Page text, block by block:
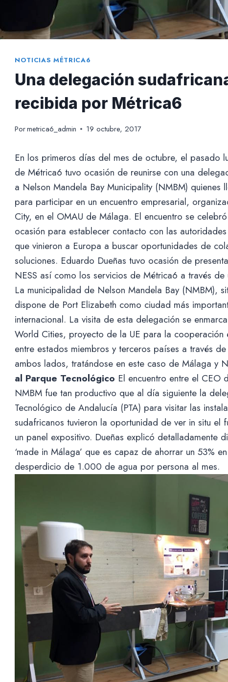
NOTICIAS MÉTRICA6
Una delegación
recibida por Métrica6
Pormetrica6_admin 19 octubre, 2017
En los primeros días del mes de octubre, el pasado
de Métrica6 tuvo ocasión de reunirse con una
a Nelson Mandela Bay Municipality (NMBM) quienes
para participar en un encuentro empresarial,
City, en el OMAU de Málaga. El encuentro se
ocasión para establecer contacto con las
que vinieron a Europa a buscar oportunidades de
soluciones. Eduardo Dueñas tuvo ocasión de
NESS así como los servicios de Métrica6 a través
La municipalidad de Nelson Mandela Bay (NMBM),
dispone de Port Elizabeth como ciudad más
internacional. La visita de esta delegación se
World Cities, proyecto de la UE para la
entre estados miembros y terceros países a través
ambos lados, tratándose en este caso de Málaga y
al Parque Tecnológico El encuentro entre el CEO
NMBM fue tan productivo que al día siguiente la
Tecnológico de Andalucía (PTA) para visitar las
sudafricanos tuvieron la oportunidad de ver in situ el
un panel expositivo. Dueñas explicó detalladamente
‘made in Málaga’ que es capaz de ahorrar un 53%
desperdicio de 1.000 de agua por persona al mes.